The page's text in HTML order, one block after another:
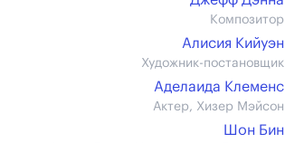
Композитор
Алисия Кийуэн
Художник-постановщик
Аделаида Клеменс
Актер, Хизер Мэйсон
Шон Бин